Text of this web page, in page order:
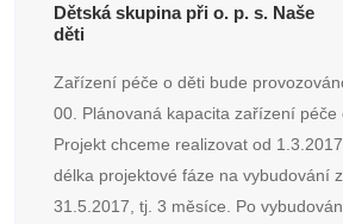
Dětská skupina při o. p. s. Naše
děti
Zařízení péče o děti bude
00. Plánovaná kapacita zařízení
Projekt chceme realizovat od
délka projektové fáze na vybudování
31.5.2017, tj. 3 měsíce. Po